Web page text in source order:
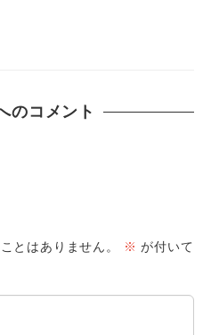
のコメント
とはありません。 ※ が付いて